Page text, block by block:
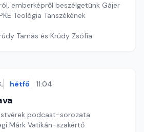
emberképről beszélgetünk Gájer
Teológia Tanszékének
Tamás és Krúdy Zsófia
hétfő 11:04
podcast-sorozata
Márk Vatikán-szakértő